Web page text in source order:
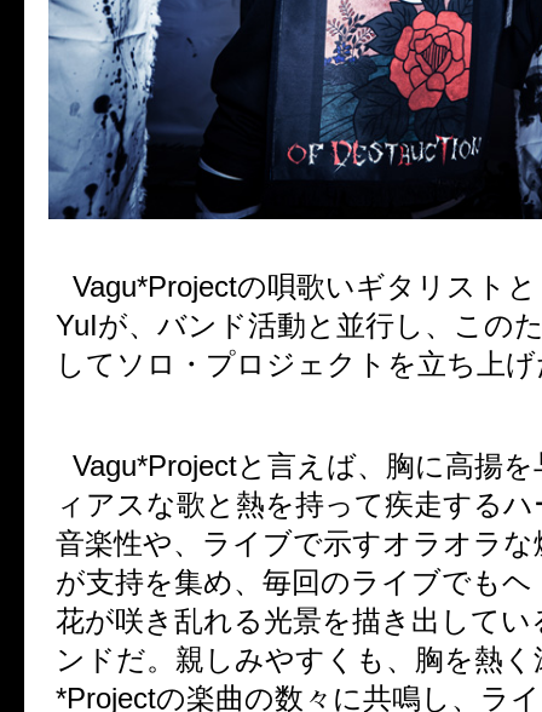
Vagu*Projectの唄歌いギタリスト
YuIが、バンド活動と並行し、この
してソロ・プロジェクトを立ち上
Vagu*Projectと言えば、胸に高揚
ィアスな歌と熱を持って疾走する
音楽性や、ライブで示すオラオラ
が支持を集め、毎回のライブでも
花が咲き乱れる光景を描き出してい
ンドだ。親しみやすくも、胸を熱
*Projectの楽曲の数々に共鳴し、ラ